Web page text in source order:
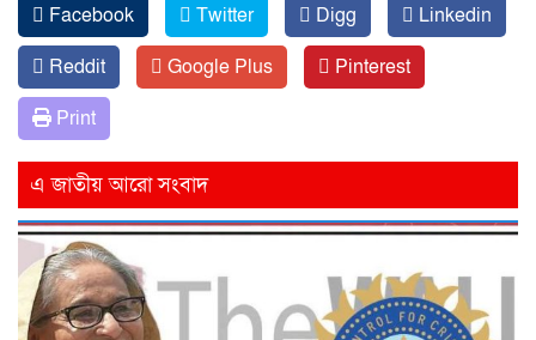
Facebook Twitter Digg
Linkedin
Reddit
Google Plus
Pinterest
Print
এ জাতীয় আরো সংবাদ